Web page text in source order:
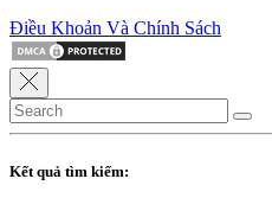
Điều Khoản Và Chính Sách
Kết quả tìm kiếm: